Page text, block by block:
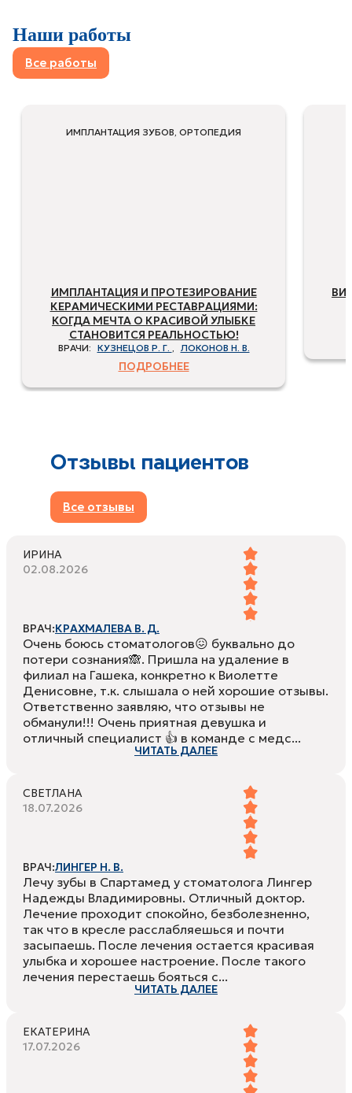
Наши работы
Все работы
ИМПЛАНТАЦИЯ ЗУБОВ, ОРТОПЕДИЯ
ИМПЛАНТАЦИЯ И ПРОТЕЗИРОВАНИЕ
КЕРАМИЧЕСКИМИ РЕСТАВРАЦИЯМИ:
КОГДА МЕЧТА О КРАСИВОЙ УЛЫБКЕ
СТАНОВИТСЯ РЕАЛЬНОСТЬЮ!
ВРАЧИ: КУЗНЕЦОВ Р. Г. , ЛОКОНОВ Н. В.
ПОДРОБНЕЕ
Отзывы пациентов
Все отзывы
ИРИНА
02.08.2026
ВРАЧ:КРАХМАЛЕВА В. Д.
Очень боюсь стоматологов😖 буквально до
потери сознания🙈. Пришла на удаление в
филиал на Гашека, конкретно к Виолетте
Денисовне, т.к. слышала о ней хорошие отзывы.
Ответственно заявляю, что отзывы не
обманули!!! Очень приятная девушка и
отличный специалист 👍 в команде с медс...
ЧИТАТЬ ДАЛЕЕ
СВЕТЛАНА
18.07.2026
ВРАЧ:ЛИНГЕР Н. В.
Лечу зубы в Спартамед у стоматолога Лингер
Надежды Владимировны. Отличный доктор.
Лечение проходит спокойно, безболезненно,
так что в кресле расслабляешься и почти
засыпаешь. После лечения остается красивая
улыбка и хорошее настроение. После такого
лечения перестаешь бояться с...
ЧИТАТЬ ДАЛЕЕ
ЕКАТЕРИНА
17.07.2026